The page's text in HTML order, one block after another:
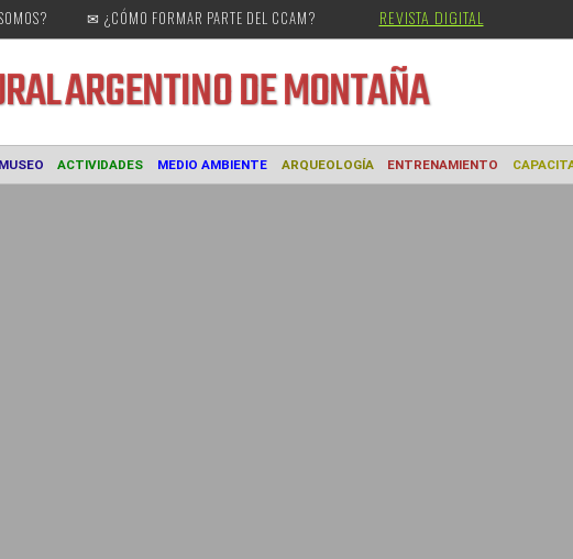
✉ ¿CÓMO FORMAR PARTE DEL CCAM? REVISTA DIGITAL
ARGENTINO DE MONTAÑA
MUSEO ACTIVIDADES MEDIO AMBIENTE ARQUEOLOGÍA